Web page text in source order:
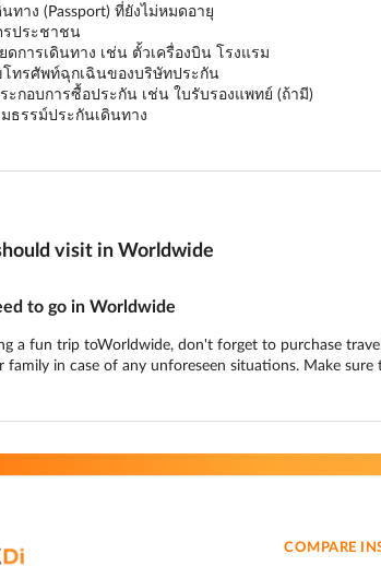
ทาง (Passport) ที่ยังไม่หมดอายุ
รประชาชน
ดการเดินทาง เช่น ตั้วเครื่องบิน โรงแรม
โทรศัพท์ฉุกเฉินของบริษัทประกัน
ะกอบการซื้อประกัน เช่น ใบรับรองแพทย์ (ถ้ามี)
ธรรม์ประกันเดินทาง
visit in Worldwide
to go in Worldwide
a fun trip toWorldwide, don't forget to purchase
family in case of any unforeseen situations. Make
COMPARE